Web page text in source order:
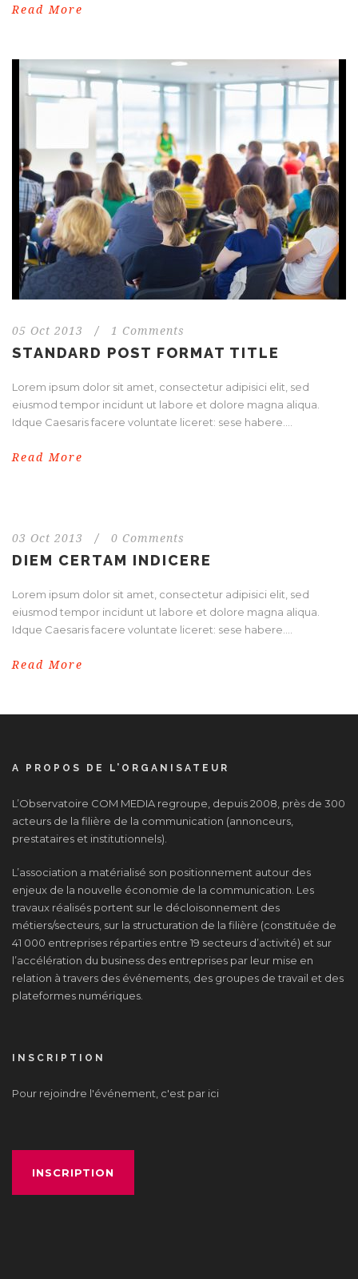
Read More
05 Oct 2013 / 1 Comments
STANDARD POST FORMAT TITLE
Lorem ipsum dolor sit amet, consectetur adipisici elit, sed
eiusmod tempor incidunt ut labore et dolore magna aliqua.
Idque Caesaris facere voluntate liceret: sese habere....
Read More
03 Oct 2013 / 0 Comments
DIEM CERTAM INDICERE
Lorem ipsum dolor sit amet, consectetur adipisici elit, sed
eiusmod tempor incidunt ut labore et dolore magna aliqua.
Idque Caesaris facere voluntate liceret: sese habere....
Read More
A PROPOS DE L’ORGANISATEUR
L’Observatoire COM MEDIA regroupe, depuis 2008, près de 300
acteurs de la filière de la communication (annonceurs,
prestataires et institutionnels).
L’association a matérialisé son positionnement autour des
enjeux de la nouvelle économie de la communication. Les
travaux réalisés portent sur le décloisonnement des
métiers/secteurs, sur la structuration de la filière (constituée de
41 000 entreprises réparties entre 19 secteurs d’activité) et sur
l’accélération du business des entreprises par leur mise en
relation à travers des événements, des groupes de travail et des
plateformes numériques.
INSCRIPTION
Pour rejoindre l'événement, c'est par ici
INSCRIPTION